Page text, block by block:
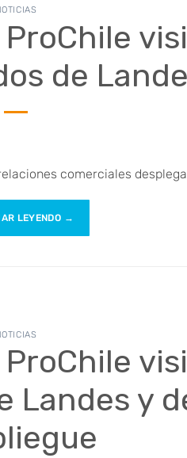
de
comerciales
LEYENDO →
Landes y